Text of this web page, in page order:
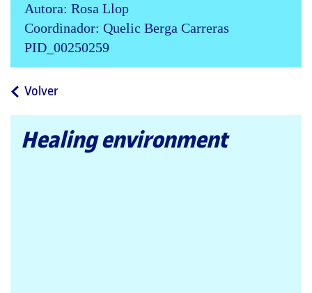
Autora: Rosa Llop
Coordinador: Quelic Berga Carreras
PID_00250259
Volvera
página
principal
Healing environment